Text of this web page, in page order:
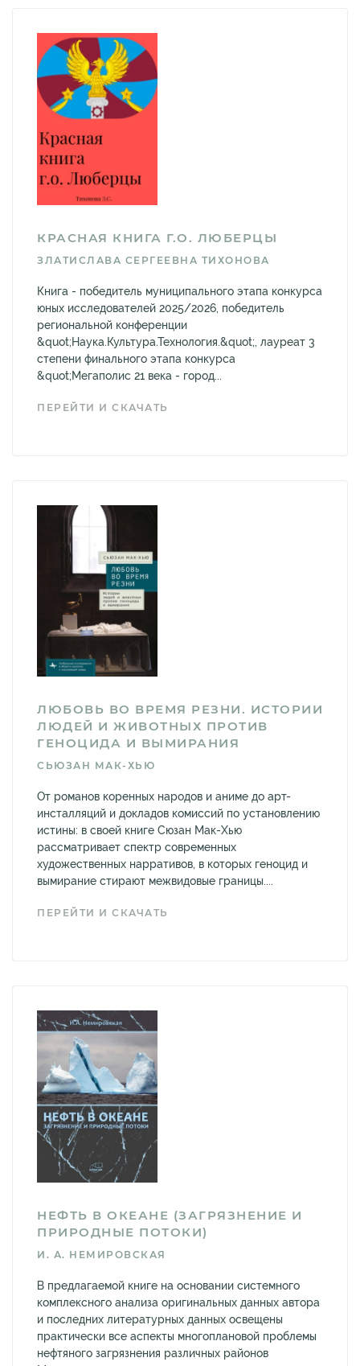
КРАСНАЯ КНИГА Г.О. ЛЮБЕРЦЫ
ЗЛАТИСЛАВА СЕРГЕЕВНА ТИХОНОВА
Книга - победитель муниципального этапа конкурса
юных исследователей 2025/2026, победитель
региональной конференции
&quot;Наука.Культура.Технология.&quot;, лауреат 3
степени финального этапа конкурса
&quot;Мегаполис 21 века - город...
ПЕРЕЙТИ И СКАЧАТЬ
ЛЮБОВЬ ВО ВРЕМЯ РЕЗНИ. ИСТОРИИ
ЛЮДЕЙ И ЖИВОТНЫХ ПРОТИВ
ГЕНОЦИДА И ВЫМИРАНИЯ
СЬЮЗАН МАК-ХЬЮ
От романов коренных народов и аниме до арт-
инсталляций и докладов комиссий по установлению
истины: в своей книге Сюзан Мак-Хью
рассматривает спектр современных
художественных нарративов, в которых геноцид и
вымирание стирают межвидовые границы....
ПЕРЕЙТИ И СКАЧАТЬ
НЕФТЬ В ОКЕАНЕ (ЗАГРЯЗНЕНИЕ И
ПРИРОДНЫЕ ПОТОКИ)
И. А. НЕМИРОВСКАЯ
В предлагаемой книге на основании системного
комплексного анализа оригинальных данных автора
и последних литературных данных освещены
практически все аспекты многоплановой проблемы
нефтяного загрязнения различных районов